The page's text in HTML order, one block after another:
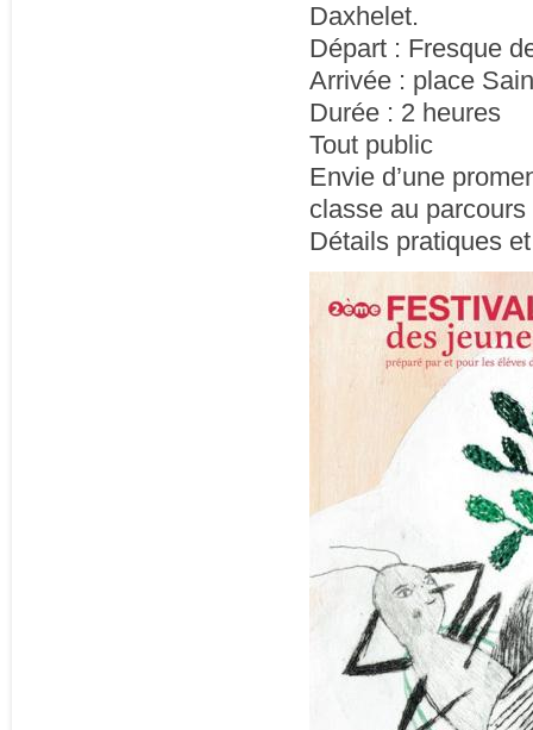
Daxhelet.
Départ : Fresque
Arrivée : place
Durée : 2 heures
Tout public
Envie d’une
classe au
Détails pratiques